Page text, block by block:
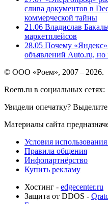
слива документов в
коммерческой тайны
21.06 Владислав
маркетплейсов
28.05 Почему
объявлений Auto.ru, но
© ООО «Роем», 2007 – 2026.
Roem.ru в социальных сетях:
Увидели опечатку?
Материалы сайта
Условия использования
Правила общения
Инфопартнёрство
Купить рекламу
Хостинг - edgecenter.ru
Защита от DDOS -